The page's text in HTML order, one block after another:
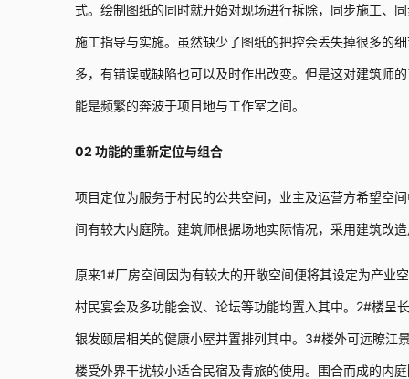
式。绘制图纸的同时就开始对现场进行拆除，同步施工、
施工指导与实施。虽然缺少了图纸的把控会丢失掉很多的
多，有错误或缺陷也可以及时作出改变。但是这对建筑师
能是频繁的奔波于项目地与工作室之间。
02 功能的重新定位与组合
项目定位为服务于村民的公共空间，业主及运营方希望空
间有较大内庭院。建筑师根据场地实际情况，采用建筑改
原来1#厂房空间因为有较大的开敞空间便将其设定为产业
村民宴会及多功能会议、论坛等功能均置入其中。2#楼呈
银发颐居相关的健康小屋并置排列其中。3#楼外可远瞭江
楼受外界干扰较小适合民宿及青旅的使用。围合而成的内